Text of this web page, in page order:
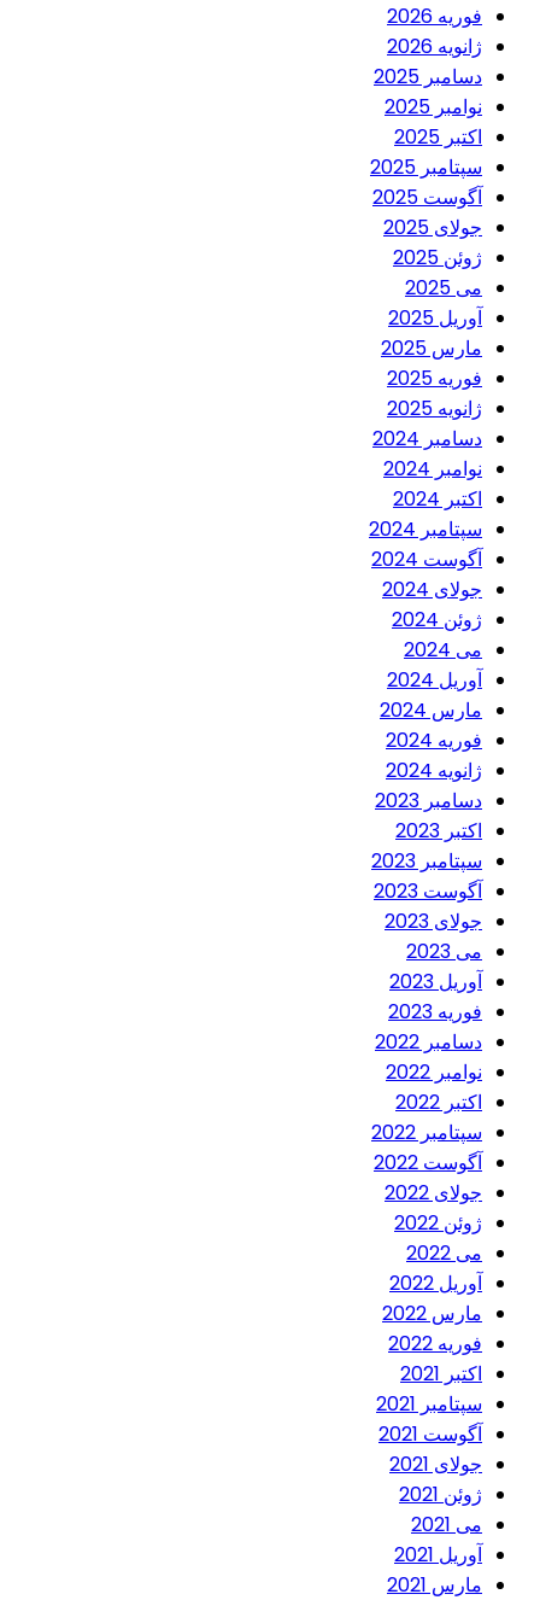
فوریه 2026
ژانویه 2026
دسامبر 2025
نوامبر 2025
اکتبر 2025
سپتامبر 2025
آگوست 2025
جولای 2025
ژوئن 2025
می 2025
آوریل 2025
مارس 2025
فوریه 2025
ژانویه 2025
دسامبر 2024
نوامبر 2024
اکتبر 2024
سپتامبر 2024
آگوست 2024
جولای 2024
ژوئن 2024
می 2024
آوریل 2024
مارس 2024
فوریه 2024
ژانویه 2024
دسامبر 2023
اکتبر 2023
سپتامبر 2023
آگوست 2023
جولای 2023
می 2023
آوریل 2023
فوریه 2023
دسامبر 2022
نوامبر 2022
اکتبر 2022
سپتامبر 2022
آگوست 2022
جولای 2022
ژوئن 2022
می 2022
آوریل 2022
مارس 2022
فوریه 2022
اکتبر 2021
سپتامبر 2021
آگوست 2021
جولای 2021
ژوئن 2021
می 2021
آوریل 2021
مارس 2021